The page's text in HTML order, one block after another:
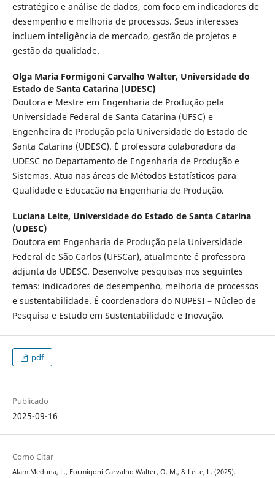
estratégico e análise de dados, com foco em indicadores de
desempenho e melhoria de processos. Seus interesses
incluem inteligência de mercado, gestão de projetos e
gestão da qualidade.
Olga Maria Formigoni Carvalho Walter, Universidade do
Estado de Santa Catarina (UDESC)
Doutora e Mestre em Engenharia de Produção pela
Universidade Federal de Santa Catarina (UFSC) e
Engenheira de Produção pela Universidade do Estado de
Santa Catarina (UDESC). É professora colaboradora da
UDESC no Departamento de Engenharia de Produção e
Sistemas. Atua nas áreas de Métodos Estatísticos para
Qualidade e Educação na Engenharia de Produção.
Luciana Leite, Universidade do Estado de Santa Catarina
(UDESC)
Doutora em Engenharia de Produção pela Universidade
Federal de São Carlos (UFSCar), atualmente é professora
adjunta da UDESC. Desenvolve pesquisas nos seguintes
temas: indicadores de desempenho, melhoria de processos
e sustentabilidade. É coordenadora do NUPESI – Núcleo de
Pesquisa e Estudo em Sustentabilidade e Inovação.
pdf
Publicado
2025-09-16
Como Citar
Alam Meduna, L., Formigoni Carvalho Walter, O. M., & Leite, L. (2025).